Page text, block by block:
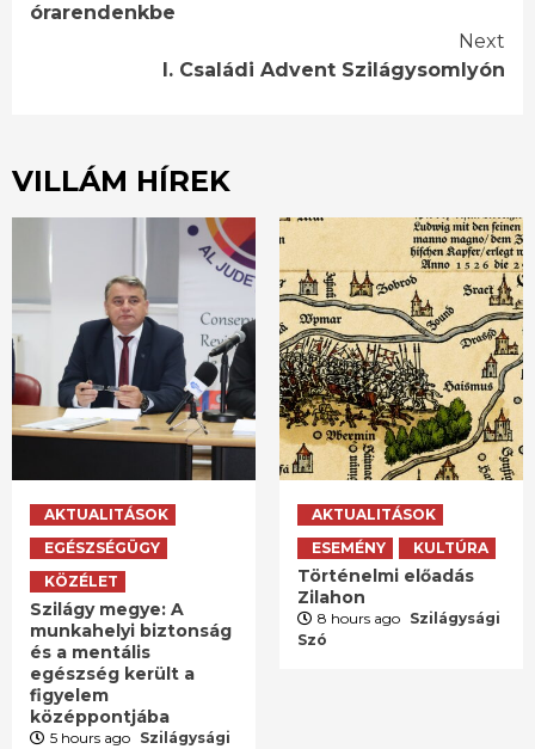
órarendenkbe
Next
I. Családi Advent Szilágysomlyón
VILLÁM HÍREK
AKTUALITÁSOK
EGÉSZSÉGÜGY
KÖZÉLET
Szilágy megye: A
munkahelyi biztonság
és a mentális
egészség került a
figyelem
középpontjába
5 hours ago Szilágysági
AKTUALITÁSOK
ESEMÉNY
KULTÚRA
Történelmi előadás
Zilahon
8 hours ago Szilágysági
Szó